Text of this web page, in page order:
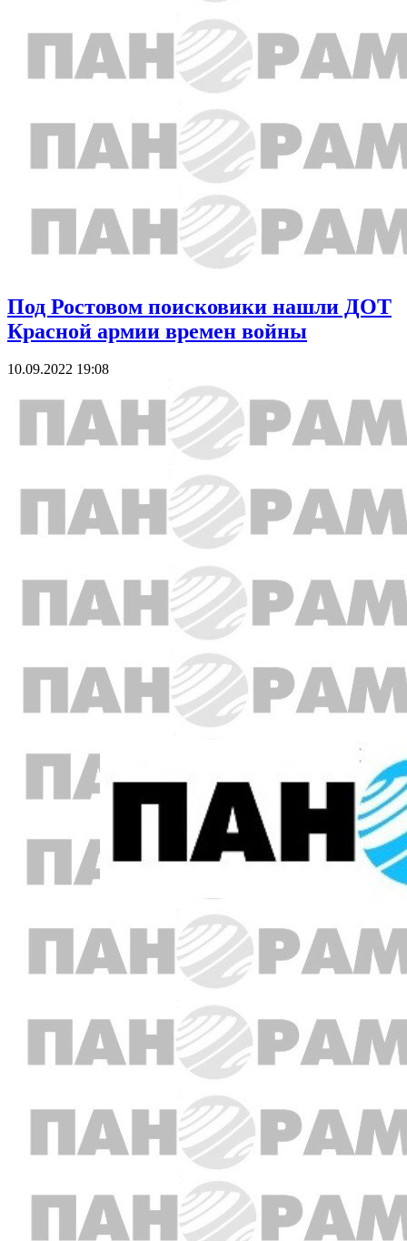
Под Ростовом поисковики нашли ДОТ
Красной армии времен войны
10.09.2022 19:08